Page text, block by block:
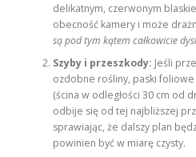
delikatnym, czerwonym
obecność kamery i może
są pod tym kątem całkowicie
Szyby i przeszkody: Jeśli
ozdobne rośliny, paski
(ścina w odległości 30 cm od
odbije się od tej najbliższej
sprawiając, że dalszy plan
powinien być w miarę czysty.